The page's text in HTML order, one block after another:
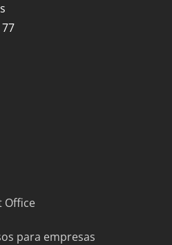
Office
para empresas